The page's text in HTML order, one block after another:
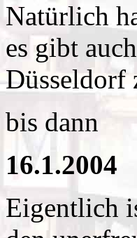
Natürlich
es gibt
Düsseldorf
bis dann
16.1.2004
Eigentlich